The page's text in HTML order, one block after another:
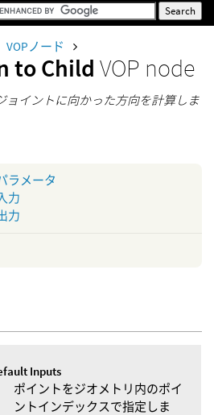
VOPノード
to Child VOP node
ョイントに向かった方向を計算しま
ラメータ
力
力
Inputs
ポイントをジオメトリ内のポイ
ントインデックスで指定しま